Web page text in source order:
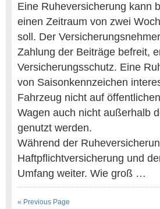
Eine Ruheversicherung kann
einen Zeitraum von zwei
soll. Der
Zahlung der Beiträge befreit,
Versicherungsschutz. Eine
von Saisonkennzeichen
Fahrzeug nicht auf
Wagen auch nicht außerhalb
genutzt werden.
Während der
Haftpflichtversicherung und
Umfang weiter. Wie groß …
« Previous Page